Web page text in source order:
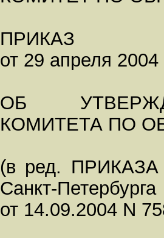
ПРИКАЗ
от 29 апреля 2004
ОБ
КОМИТЕТА ПО
(в ред. ПРИКАЗА
Санкт-Петербурга
от 14.09.2004 N